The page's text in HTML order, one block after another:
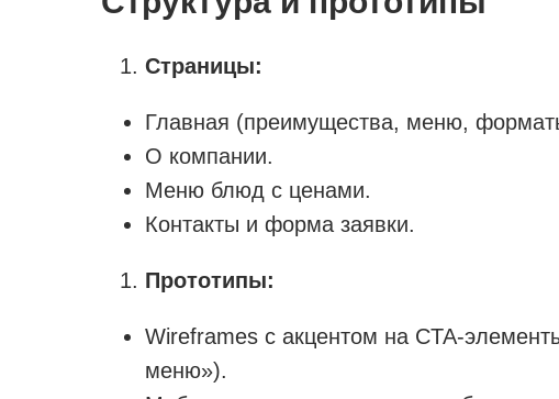
Страницы:
Главная (преимущества, меню,
О компании.
Меню блюд с ценами.
Контакты и форма заявки.
Прототипы:
Wireframes с акцентом на CTA-
меню»).